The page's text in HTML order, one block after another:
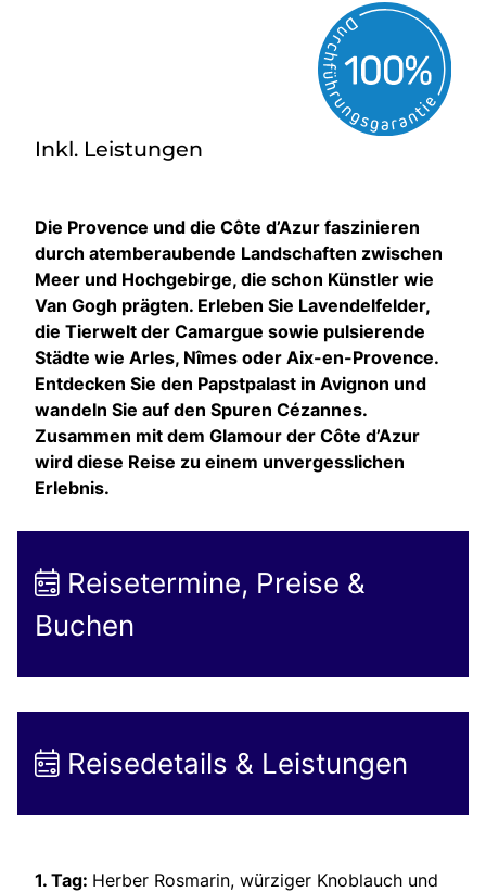
Inkl. Leistungen
Die Provence und die Côte d’Azur faszinieren
durch atemberaubende Landschaften zwischen
Meer und Hochgebirge, die schon Künstler wie
Van Gogh prägten. Erleben Sie Lavendelfelder,
die Tierwelt der Camargue sowie pulsierende
Städte wie Arles, Nîmes oder Aix-en-Provence.
Entdecken Sie den Papstpalast in Avignon und
wandeln Sie auf den Spuren Cézannes.
Zusammen mit dem Glamour der Côte d’Azur
wird diese Reise zu einem unvergesslichen
Erlebnis.
Reisetermine, Preise &
Buchen
Reisedetails & Leistungen
1. Tag: Herber Rosmarin, würziger Knoblauch und